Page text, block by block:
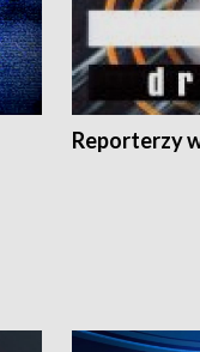
Reporterzy